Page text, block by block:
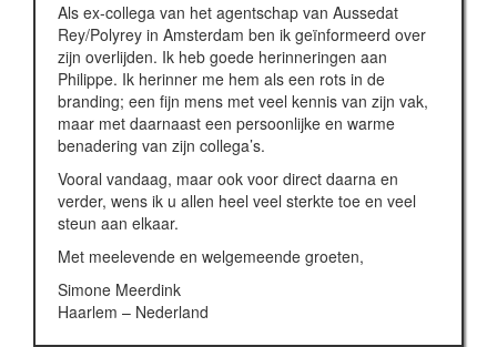
Als ex-collega van het agentschap van Aussedat
Rey/Polyrey in Amsterdam ben ik geïnformeerd over
zijn overlijden. Ik heb goede herinneringen aan
Philippe. Ik herinner me hem als een rots in de
branding; een fijn mens met veel kennis van zijn vak,
maar met daarnaast een persoonlijke en warme
benadering van zijn collega’s.
Vooral vandaag, maar ook voor direct daarna en
verder, wens ik u allen heel veel sterkte toe en veel
steun aan elkaar.
Met meelevende en welgemeende groeten,
Simone Meerdink
Haarlem – Nederland